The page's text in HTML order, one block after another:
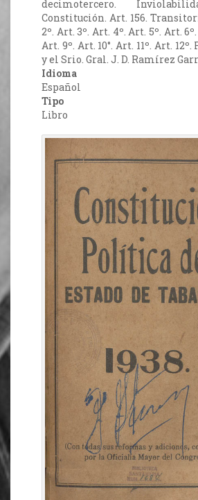
decimotercero.
Constitución. Art. 156.
2º. Art. 3º. Art. 4º. Art. 5º. Art.
Art. 9º. Art. 10°. Art. 11º. Art.
y el Srio. Gral. J. D. Ramírez
Idioma
Español
Tipo
Libro